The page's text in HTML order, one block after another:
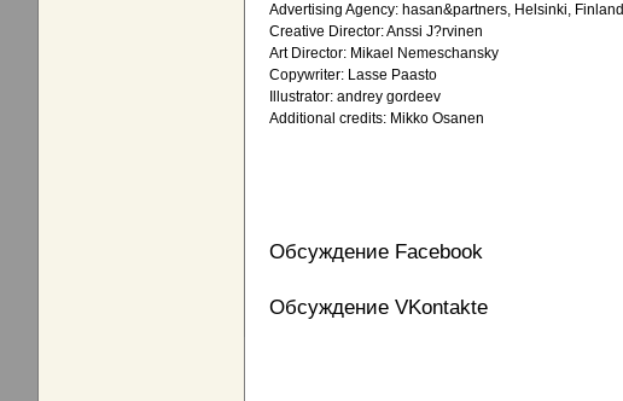
Advertising Agency: hasan&partners, Helsinki, Finland
Creative Director: Anssi J?rvinen
Art Director: Mikael Nemeschansky
Copywriter: Lasse Paasto
Illustrator: andrey gordeev
Additional credits: Mikko Osanen
Обсуждение Facebook
Обсуждение VKontakte